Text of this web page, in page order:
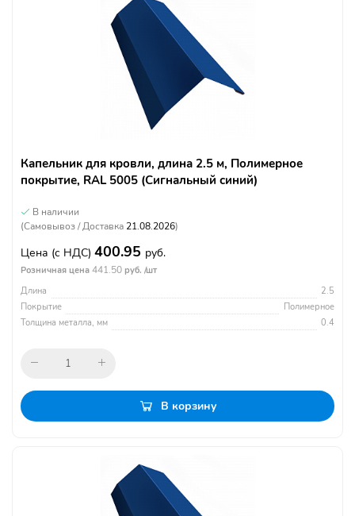
Капельник для кровли, длина 2.5 м, Полимерное
покрытие, RAL 5005 (Сигнальный синий)
В наличии
(Самовывоз / Доставка 21.08.2026)
Цена (с НДС) 400.95 руб.
Розничная цена 441.50 руб. /шт
Длина
2.5
Покрытие
Полимерное
Толщина металла, мм
0.4
В корзину